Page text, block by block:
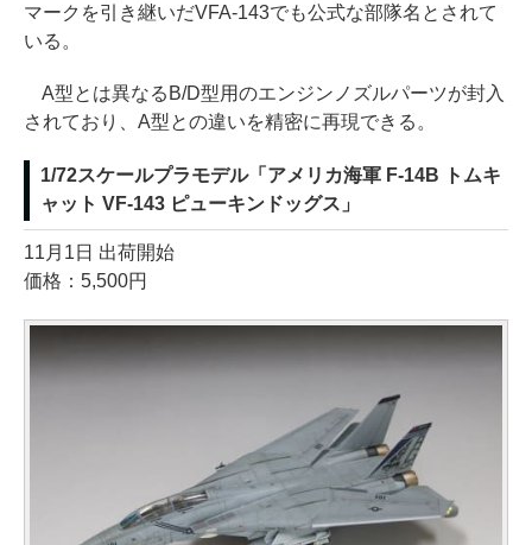
マークを引き継いだVFA-143でも公式な部隊名とされて
いる。
A型とは異なるB/D型用のエンジンノズルパーツが封入
されており、A型との違いを精密に再現できる。
1/72スケールプラモデル「アメリカ海軍 F-14B トムキ
ャット VF-143 ピューキンドッグス」
11月1日 出荷開始
価格：5,500円